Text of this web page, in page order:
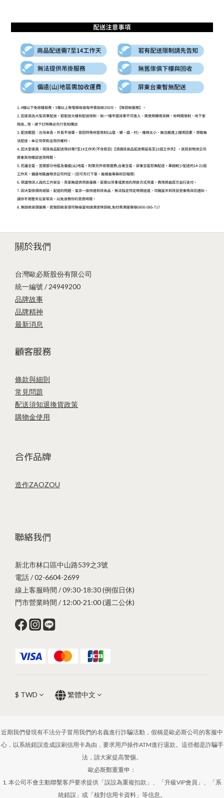
關於我們
台灣歐必斯股份有限公司
統一編號 / 24949200
品牌故事
品牌精神
最新消息
顧客服務
條款與細則
常見問題
配送須知退換貨政策
購物金使用
合作品牌
造作ZAOZOU
聯絡我們
新北市林口區中山路539之3號
電話 / 02-6604-2699
線上客服時間 / 09:30-18:30 (例假日休)
門市營業時間 / 12:00-21:00 (週二公休)
$ TWD 繁體中文
近期我們發現有不法分子冒用我們的名義進行詐騙活動，假稱是歐必斯公司的客服中
心，以系統錯誤造成誤刷信用卡為由，要求用戶操作ATM進行退款。這些都是詐騙手
法，請大家提高警惕。
歐必斯鄭重重申：
1. 本公司不會主動聯繫客戶要求提供「誤設為重複扣款」、「升級VIP會員」、「系
統錯誤」或「核對信用卡資料」等信息。